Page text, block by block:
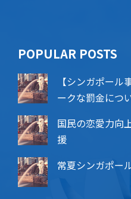
POPU​​LAR POSTS
【シンガポー
ークな罰金につ
国民の恋愛力向
援
常夏シンガポー